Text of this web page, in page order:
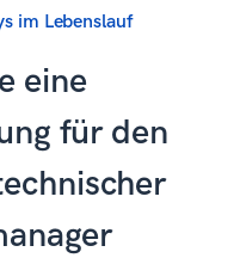
im Lebenslauf
eine
für den